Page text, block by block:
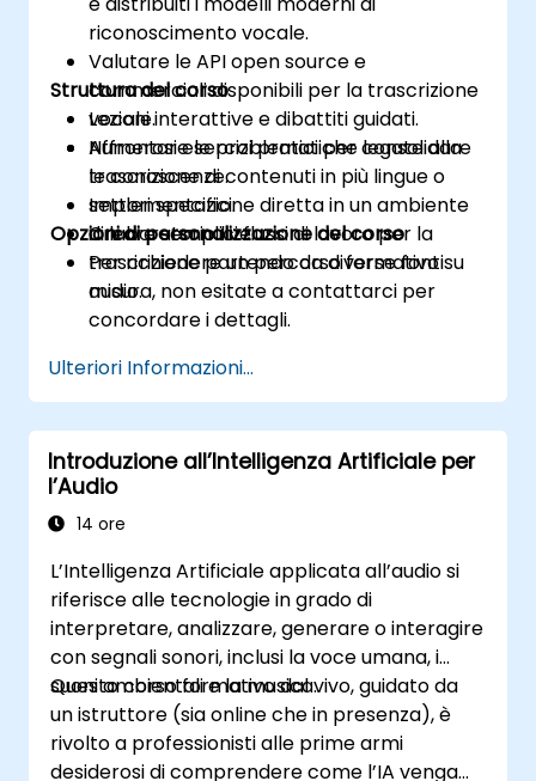
riconoscimento vocale.
Valutare le API open source e
commerciali disponibili per la trascrizione
vocale.
Affrontare le problematiche legate alla
trascrizione di contenuti in più lingue o
settori specifici.
Creare semplici flussi di lavoro per la
trascrizione partendo da diverse fonti
audio.
Struttura del corso
Lezioni interattive e dibattiti guidati.
Numerosi esercizi pratici per consolidare
le conoscenze.
Implementazione diretta in un ambiente
di laboratorio live.
Opzioni di personalizzazione del corso
Per richiedere un percorso formativo su
misura, non esitate a contattarci per
concordare i dettagli.
Ulteriori Informazioni...
Introduzione all’Intelligenza Artificiale per
l’Audio
14 ore
L’Intelligenza Artificiale applicata all’audio si
riferisce alle tecnologie in grado di
interpretare, analizzare, generare o interagire
con segnali sonori, inclusi la voce umana, i
suoni ambientali e la musica.
Questo corso formativo dal vivo, guidato da
un istruttore (sia online che in presenza), è
rivolto a professionisti alle prime armi
desiderosi di comprendere come l’IA venga